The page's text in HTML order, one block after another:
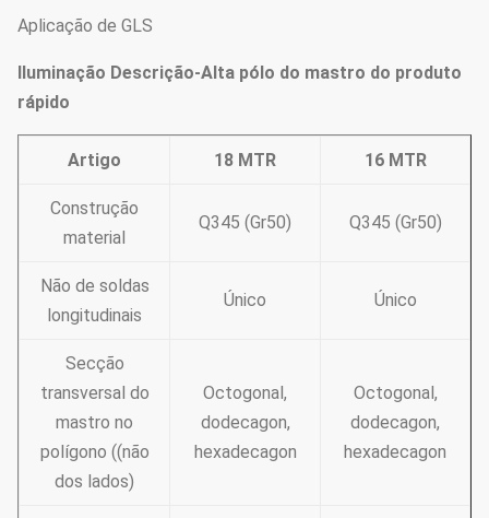
Aplicação de GLS
Iluminação Descrição-Alta pólo do mastro do produto
rápido
Artigo 18 MTR 16 MTR
Construção
material
Q345 (Gr50) Q345 (Gr50)
Não de soldas
longitudinais
Único Único
Secção
transversal do
mastro no
polígono ((não
dos lados)
Octogonal,
dodecagon,
hexadecagon
Octogonal,
dodecagon,
hexadecagon